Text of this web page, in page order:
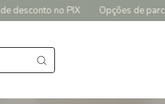
Opções de parcelamento sem juros